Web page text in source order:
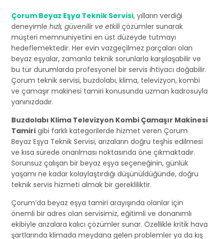
Çorum Beyaz Eşya Teknik Servisi, yılların verdiği
deneyimle hızlı, güvenilir ve etkiliçözümler sunarak
müşteri memnuniyetini en üst düzeyde tutmayı
hedeflemektedir. Her evin vazgeçilmez parçaları olan
beyaz eşyalar, zamanla teknik sorunlarla karşılaşabilir ve
bu tür durumlarda profesyonel bir servis ihtiyacı doğabilir.
Çorum teknik servisi, buzdolabı, klima, televizyon, kombi
ve çamaşır makinesi tamiri konusunda uzman kadrosuyla
yanınızdadır.
Buzdolabı Klima Televizyon Kombi Çamaşır Makinesi
Tamiri gibi farklı kategorilerde hizmet veren Çorum
Beyaz Eşya Teknik Servisi, arızaların doğru teşhis edilmesi
ve kısa sürede onarılması noktasında öne çıkmaktadır.
Sorunsuz çalışan bir beyaz eşya seçeneğinin, günlük
yaşamı ne kadar kolaylaştırdığı düşünüldüğünde, doğru
teknik servis hizmeti almak bir gerekliliktir.
Çorum’da beyaz eşya tamiri arayışında olanlar için
önemli bir adres olan servisimiz, eğitimli ve donanımlı
ekibiyle arızalara kalıcı çözümler sunar. Özellikle kritik hava
şartlarında klimada meydana gelen problemler ya da kış